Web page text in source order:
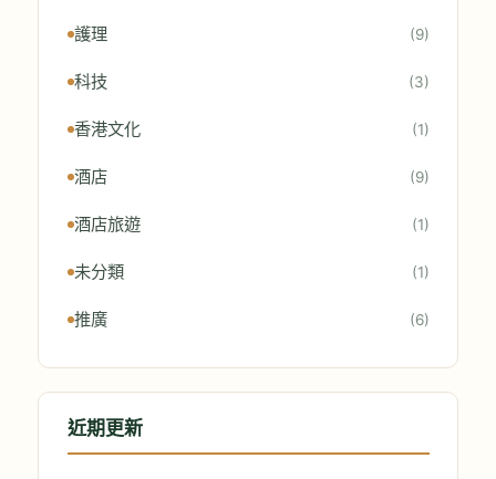
護理 (9)
科技 (3)
香港文化 (1)
酒店 (9)
酒店旅遊 (1)
未分類 (1)
推廣 (6)
近期更新